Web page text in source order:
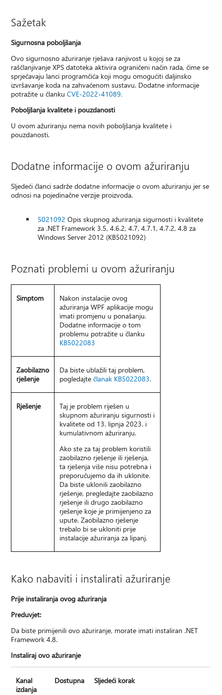
Sažetak
Sigurnosna poboljšanja
Ovo sigurnosno ažuriranje rješava ranjivost u kojoj se za
raščlanjivanje XPS datoteka aktivira ograničeni način rada, čime se
sprječavaju lanci programčića koji mogu omogućiti daljinsko
izvršavanje koda na zahvaćenom sustavu. Dodatne informacije
potražite u člankuCVE-2022-41089.
Poboljšanja kvalitete i pouzdanosti
U ovom ažuriranju nema novih poboljšanja kvalitete i
pouzdanosti.
Dodatne informacije o ovom ažuriranju
Sljedeći članci sadrže dodatne informacije o ovom ažuriranju jer se
odnosi na pojedinačne verzije proizvoda.
5021092 Opis skupnog ažuriranja sigurnosti i kvalitete
za .NET Framework 3.5, 4.6.2, 4.7, 4.7.1, 4.7.2, 4.8 za
Windows Server 2012 (KB5021092)
Poznati problemi u ovom ažuriranju
Simptom
Nakon instalacije ovog
ažuriranja WPF aplikacije mogu
imati promjenu u ponašanju.
Dodatne informacije o tom
problemu potražite u članku
KB5022083
Zaobilazno
rješenje
Da biste ublažili taj problem,
pogledajtečlanak KB5022083.
Rješenje
Taj je problem riješen u
skupnom ažuriranju sigurnosti i
kvalitete od 13. lipnja 2023. i
kumulativnom ažuriranju.
Ako ste za taj problem koristili
zaobilazno rješenje ili rješenja,
ta rješenja više nisu potrebna i
preporučujemo da ih uklonite.
Da biste uklonili zaobilazno
rješenje, pregledajte zaobilazno
rješenje ili drugo zaobilazno
rješenje koje je primijenjeno za
upute. Zaobilazno rješenje
trebalo bi se ukloniti prije
instalacije ažuriranja za lipanj.
Kako nabaviti i instalirati ažuriranje
Prije instaliranja ovog ažuriranja
Preduvjet:
Da biste primijenili ovo ažuriranje, morate imati instaliran .NET
Framework 4.8.
Instaliraj ovo ažuriranje
Kanal
izdanja
Dostupna Sljedeći korak